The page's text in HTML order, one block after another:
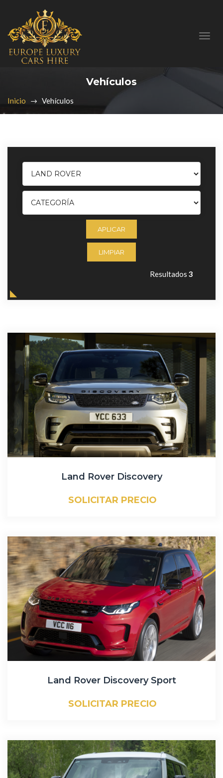
Vehículos
Inicio Vehículos
APLICAR
LIMPIAR
Resultados 3
Land Rover Discovery
SOLICITAR PRECIO
Land Rover Discovery Sport
SOLICITAR PRECIO